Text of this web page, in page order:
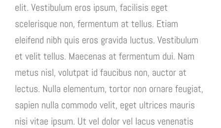
elit. Vestibulum eros ipsum, facilisis eget
scelerisque non, fermentum at tellus. Etiam
eleifend nibh quis eros gravida luctus. Vestibulum
et velit tellus. Maecenas at fermentum dui. Nam
metus nisl, volutpat id faucibus non, auctor at
lectus. Nulla elementum, tortor non ornare feugiat,
sapien nulla commodo velit, eget ultrices mauris
nisi vitae ipsum. Ut vel dolor vel lacus venenatis